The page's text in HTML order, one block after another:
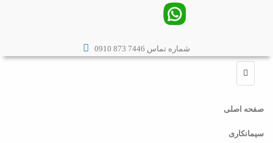
شماره تماس 7446 873 0910
صفحه اصلی
سیمانکاری